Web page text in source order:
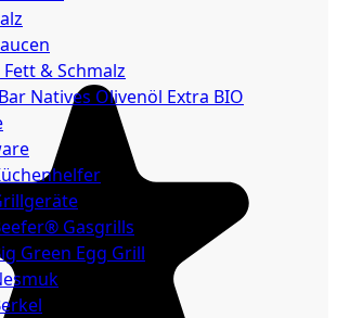
& Schmalz
Natives Olivenöl Extra BIO
Gasgrills
Green Egg Grill